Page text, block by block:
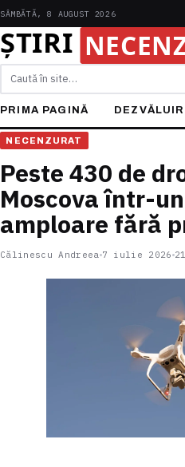
SÂMBĂTĂ, 8 AUGUST 2026
Caută
PRIMA PAGINĂ DEZVĂLUIRI
NECENZURAT
Peste 430 de
Moscova într-
amploare fără
Călinescu Andreea 7 iulie 2026